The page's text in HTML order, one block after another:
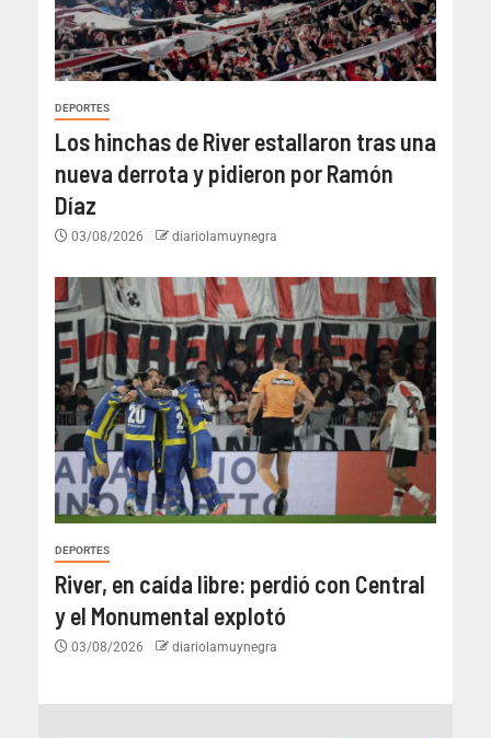
DEPORTES
Los hinchas de River estallaron tras una
nueva derrota y pidieron por Ramón
Díaz
03/08/2026 diariolamuynegra
DEPORTES
River, en caída libre: perdió con Central
y el Monumental explotó
03/08/2026 diariolamuynegra